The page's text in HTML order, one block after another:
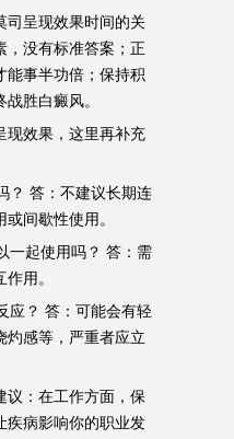
司呈现效果时间的关
，没有标准答案；正
能事半功倍；保持积
胜白癜风。
现效果，这里再补充
？ 答：不建议长期连
间歇性使用。
一起使用吗？ 答：需
用。
应？ 答：可能会有轻
灼感等，严重者应立
议：在工作方面，保
疾病影响你的职业发